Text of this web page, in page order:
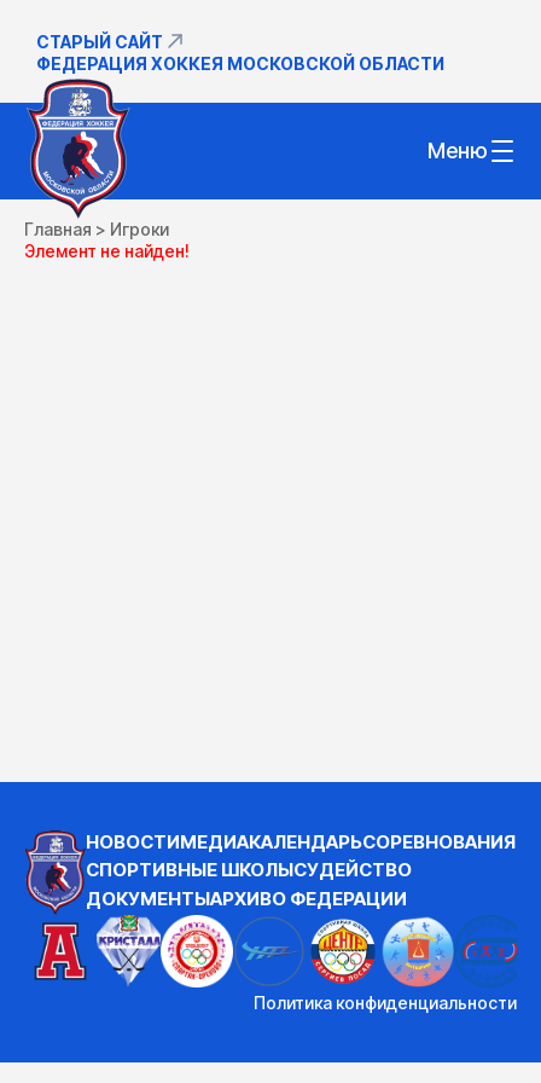
СТАРЫЙ САЙТ
ФЕДЕРАЦИЯ ХОККЕЯ МОСКОВСКОЙ ОБЛАСТИ
Меню
Главная > Игроки
Элемент не найден!
НОВОСТИМЕДИАКАЛЕНДАРЬСОРЕВНОВАНИЯ
СПОРТИВНЫЕ ШКОЛЫСУДЕЙСТВО
ДОКУМЕНТЫАРХИВО ФЕДЕРАЦИИ
Политика конфиденциальности